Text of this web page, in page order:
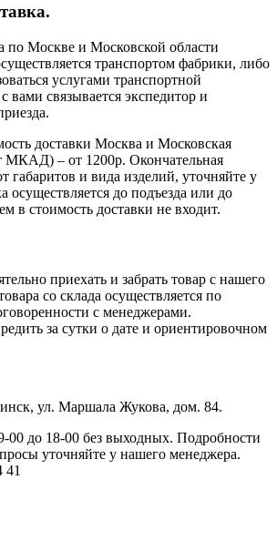
по Москве и Московской области
транспортом фабрики, либо
услугами транспортной
вами связывается экспедитор и
доставки Москва и Московская
МКАД) – от 1200р. Окончательная
габаритов и вида изделий, уточняйте у
осуществляется до подъезда или до
в стоимость доставки не входит.
приехать и забрать товар с нашего
со склада осуществляется по
с менеджерами.
за сутки о дате и ориентировочном
ул. Маршала Жукова, дом. 84.
00 до 18-00 без выходных. Подробности
уточняйте у нашего менеджера.
41